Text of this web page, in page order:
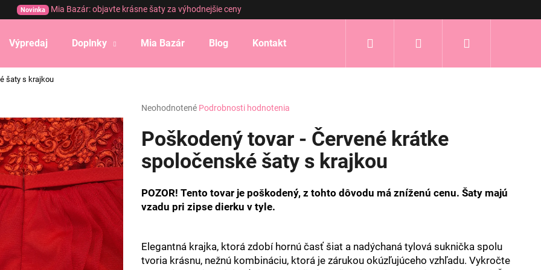
Novinka Mia Bazár: objavte krásne šaty za výhodnejšie ceny
Výpredaj Doplnky Mia Bazár Blog Kontakt Prihlásenie
šaty s krajkou
Priemerné
produktu
je
z
hviezdičiek.
Neohodnotené Podrobnosti hodnotenia
Poškodený tovar - Červené krátke
spoločenské šaty s krajkou
POZOR! Tento tovar je poškodený, z tohto dôvodu má zníženú cenu. Šaty majú
vzadu pri zipse dierku v tyle.
Elegantná krajka, ktorá zdobí hornú časť šiat a nadýchaná tylová suknička spolu
tvoria krásnu, nežnú kombináciu, ktorá je zárukou okúzľujúceho vzhľadu. Vykročte
Čo potrebujete nájsť?
HĽADAŤ
Odporúčame